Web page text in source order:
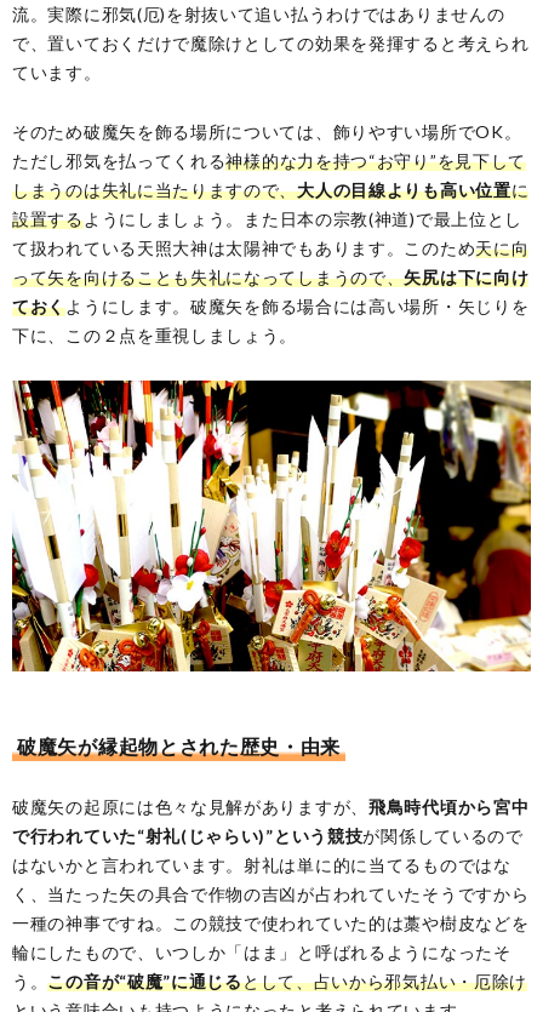
流。実際に邪気(厄)を射抜いて追い払うわけではありませんの
で、置いておくだけで魔除けとしての効果を発揮すると考えられ
ています。
そのため破魔矢を飾る場所については、飾りやすい場所でOK。
ただし邪気を払ってくれる神様的な力を持つ“お守り”を見下して
しまうのは失礼に当たりますので、大人の目線よりも高い位置に
設置するようにしましょう。また日本の宗教(神道)で最上位とし
て扱われている天照大神は太陽神でもあります。このため天に向
って矢を向けることも失礼になってしまうので、矢尻は下に向け
ておくようにします。破魔矢を飾る場合には高い場所・矢じりを
下に、この２点を重視しましょう。
破魔矢が縁起物とされた歴史・由来
破魔矢の起原には色々な見解がありますが、 飛鳥時代頃から宮中
で行われていた“射礼(じゃらい)”という競技が関係しているので
はないかと言われています。射礼は単に的に当てるものではな
く、当たった矢の具合で作物の吉凶が占われていたそうですから
一種の神事ですね。この競技で使われていた的は藁や樹皮などを
輪にしたもので、いつしか「はま」と呼ばれるようになったそ
う。この音が“破魔”に通じるとして、占いから邪気払い・厄除け